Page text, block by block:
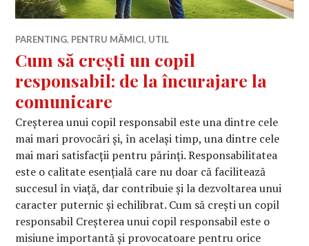
PARENTING, PENTRU MĂMICI, UTIL
Cum să crești un copil
responsabil: de la încurajare la
comunicare
Creșterea unui copil responsabil este una dintre cele
mai mari provocări și, în același timp, una dintre cele
mai mari satisfacții pentru părinți. Responsabilitatea
este o calitate esențială care nu doar că facilitează
succesul în viață, dar contribuie și la dezvoltarea unui
caracter puternic și echilibrat. Cum să crești un copil
responsabil Creșterea unui copil responsabil este o
misiune importantă și provocatoare pentru orice